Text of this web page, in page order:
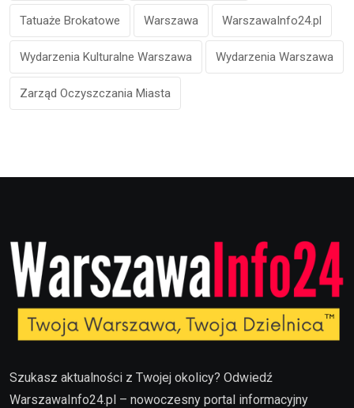
Tatuaże Brokatowe Warszawa WarszawaInfo24.pl
Wydarzenia Kulturalne Warszawa Wydarzenia Warszawa
Zarząd Oczyszczania Miasta
Szukasz aktualności z Twojej okolicy? Odwiedź
WarszawaInfo24.pl – nowoczesny portal informacyjny